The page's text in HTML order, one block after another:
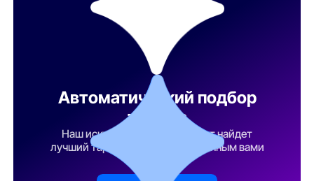
Автоматический подбор
тарифа
Наш искусственный интеллект найдет
лучший тарифный план по указанным вами